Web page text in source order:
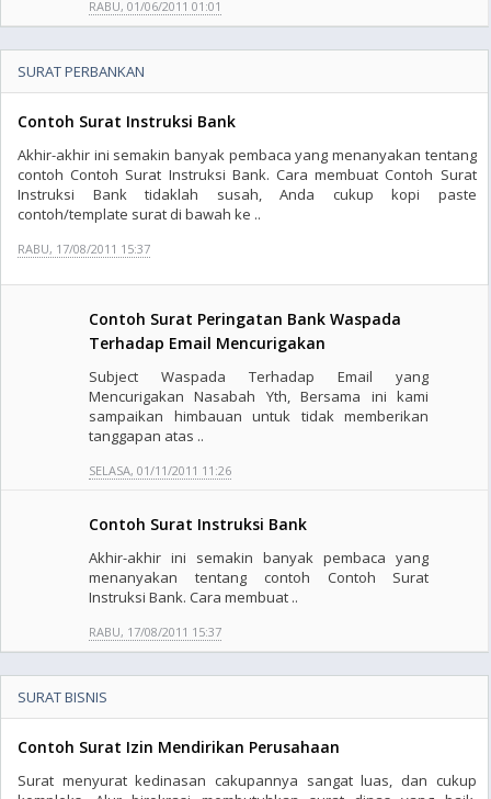
RABU, 01/06/2011 01:01
SURAT PERBANKAN
Contoh Surat Instruksi Bank
Akhir-akhir ini semakin banyak pembaca yang menanyakan tentang
contoh Contoh Surat Instruksi Bank. Cara membuat Contoh Surat
Instruksi Bank tidaklah susah, Anda cukup kopi paste
contoh/template surat di bawah ke ..
RABU, 17/08/2011 15:37
Contoh Surat Peringatan Bank Waspada
Terhadap Email Mencurigakan
Subject Waspada Terhadap Email yang
Mencurigakan Nasabah Yth, Bersama ini kami
sampaikan himbauan untuk tidak memberikan
tanggapan atas ..
SELASA, 01/11/2011 11:26
Contoh Surat Instruksi Bank
Akhir-akhir ini semakin banyak pembaca yang
menanyakan tentang contoh Contoh Surat
Instruksi Bank. Cara membuat ..
RABU, 17/08/2011 15:37
SURAT BISNIS
Contoh Surat Izin Mendirikan Perusahaan
Surat menyurat kedinasan cakupannya sangat luas, dan cukup